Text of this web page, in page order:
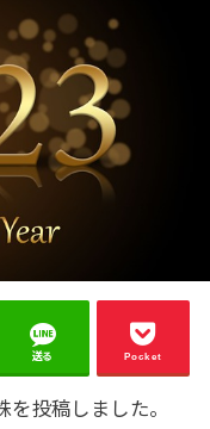
送る Pocket
投稿しました。